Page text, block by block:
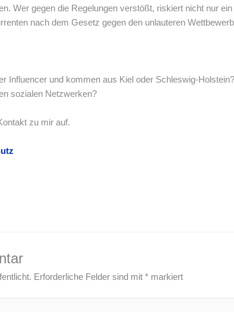
Wer gegen die Regelungen verstößt, riskiert nicht nur
nach dem Gesetz gegen den unlauteren
Influencer und kommen aus Kiel oder Schleswig-
sozialen Netzwerken?
zu mir auf.
Erforderliche Felder sind mit * markiert